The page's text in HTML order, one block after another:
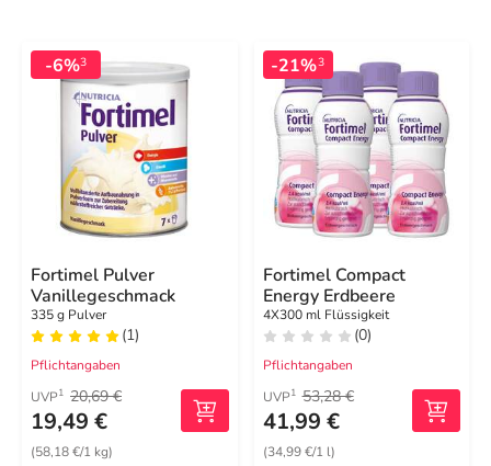
-6%3
Fortimel Pulver
Vanillegeschmack
335 g Pulver
(1)
Pflichtangaben
UVP1 20,69 €
19,49 €
(58,18 €/1 kg)
-21%3
Fortimel Compact
Energy Erdbeere
4X300 ml Flüssigkeit
(0)
Pflichtangaben
UVP1 53,28 €
41,99 €
(34,99 €/1 l)